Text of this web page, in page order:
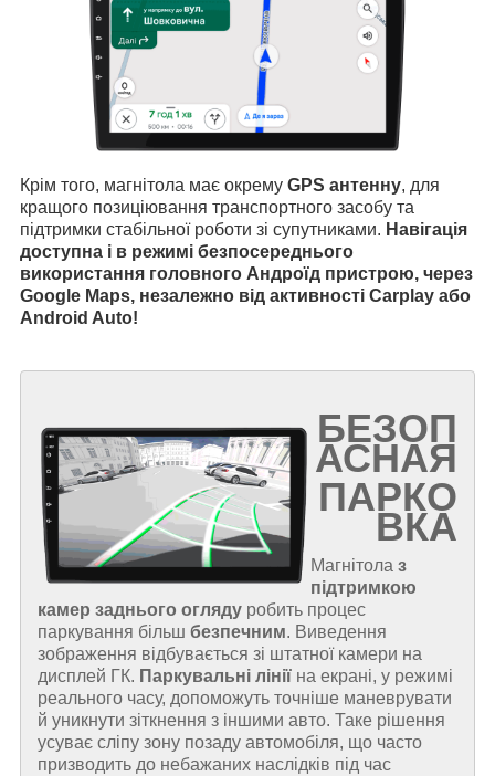
Крім того, магнітола має окрему GPS антенну, для
кращого позиціювання транспортного засобу та
підтримки стабільної роботи зі супутниками. Навігація
доступна і в режимі безпосереднього
використання головного Андроїд пристрою, через
Google Maps, незалежно від активності Carplay або
Android Auto!
БЕЗОП
АСНАЯ
ПАРКО
ВКА
Магнітола з
підтримкою
камер заднього огляду робить процес
паркування більш безпечним. Виведення
зображення відбувається зі штатної камери на
дисплей ГК. Паркувальні лінії на екрані, у режимі
реального часу, допоможуть точніше маневрувати
й уникнути зіткнення з іншими авто. Таке рішення
усуває сліпу зону позаду автомобіля, що часто
призводить до небажаних наслідків під час